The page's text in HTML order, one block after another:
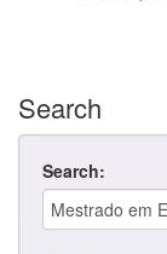
Search
Search: